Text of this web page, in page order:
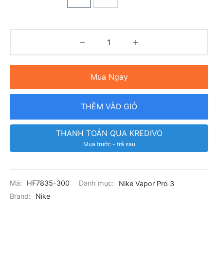
Mua Ngay
THÊM VÀO GIỎ
THANH TOÁN QUA KREDIVO
Mua trước - trả sau
Mã: HF7835-300 Danh mục:
Nike Vapor Pro 3
Brand:
Nike